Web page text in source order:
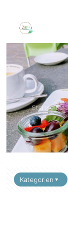
Startseite
Kategorien